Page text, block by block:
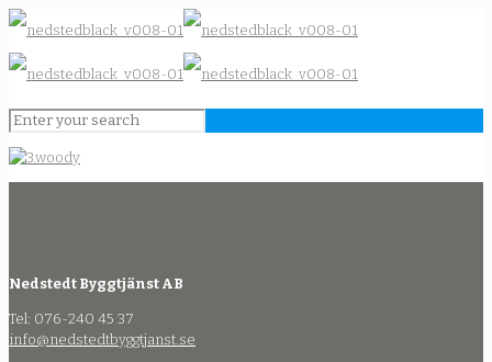
Nedstedt Byggtjänst AB
Tel: 076-240 45 37
info@nedstedtbyggtjanst.se